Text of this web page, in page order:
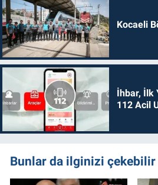
Kocaeli
İhbar, İlk
112 Acil
Bunlar da ilginizi çekebilir